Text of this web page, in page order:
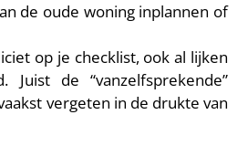
de oude woning inplannen of
op je checklist, ook al lijken
Juist de “vanzelfsprekende”
vergeten in de drukte van